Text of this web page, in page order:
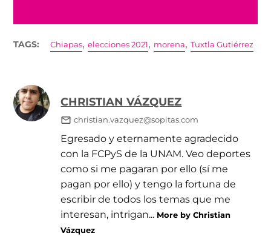
TAGS: Chiapas,elecciones 2021, morena,Tuxtla Gutiérrez
CHRISTIAN VÁZQUEZ
christian.vazquez@sopitas.com
Egresado y eternamente agradecido
con la FCPyS de la UNAM. Veo deportes
como si me pagaran por ello (sí me
pagan por ello) y tengo la fortuna de
escribir de todos los temas que me
interesan, intrigan... More by Christian
Vázquez